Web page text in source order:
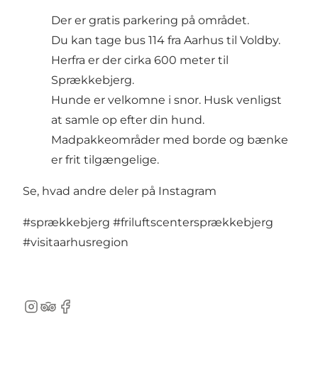
Der er gratis parkering på området.
Du kan tage bus 114 fra Aarhus til Voldby.
Herfra er der cirka 600 meter til
Sprækkebjerg.
Hunde er velkomne i snor. Husk venligst
at samle op efter din hund.
Madpakkeområder med borde og bænke
er frit tilgængelige.
Se, hvad andre deler på Instagram
#sprækkebjerg #friluftscentersprækkebjerg
#visitaarhusregion
Instagram
TripAdvisor
Facebook